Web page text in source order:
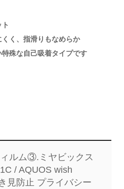
くく、指滑りもなめらか
特殊な自己吸着タイプです
ルム③.ミヤビックス
/ AQUOS wish
見防止 プライバシー